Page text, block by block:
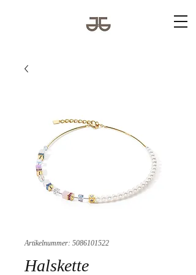
Artikelnummer: 5086101522
Halskette